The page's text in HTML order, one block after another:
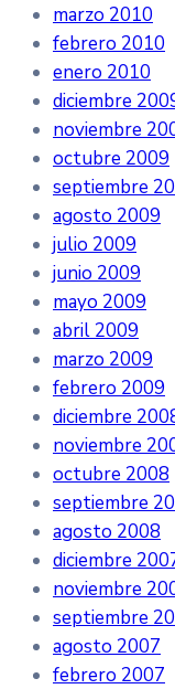
marzo 2010
febrero 2010
enero 2010
diciembre
noviembre
octubre 2009
septiembre
agosto 2009
julio 2009
junio 2009
mayo 2009
abril 2009
marzo 2009
febrero 2009
diciembre
noviembre
octubre 2008
septiembre
agosto 2008
diciembre
noviembre
septiembre
agosto 2007
febrero 2007